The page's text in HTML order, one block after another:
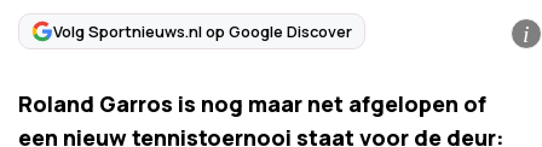
Volg Sportnieuws.nl op Google Discover i
Roland Garros is nog maar net afgelopen of
een nieuw tennistoernooi staat voor de deur: